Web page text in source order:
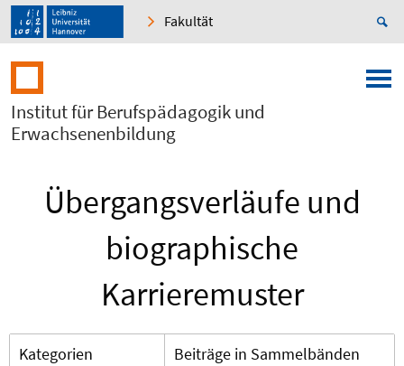
Fakultät
Institut für Berufspädagogik und
Erwachsenenbildung
Übergangsverläufe und
biographische
Karrieremuster
Kategorien
Beiträge in Sammelbänden